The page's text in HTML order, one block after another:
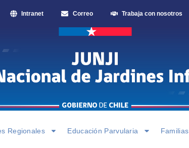
Intranet Correo Trabaja con nosotros
Regionales Educación Parvularia Familias